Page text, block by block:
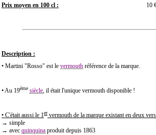
Prix moyen en 100 cl :
10
Description :
• Martini "Rosso" est le vermouth référence de la marque.
• Au 19ème siècle, il était l'unique vermouth disponible !
• C'était aussi le 1er vermouth de la marque existant en deux
→ simple
→ avec quinquina produit depuis 1863